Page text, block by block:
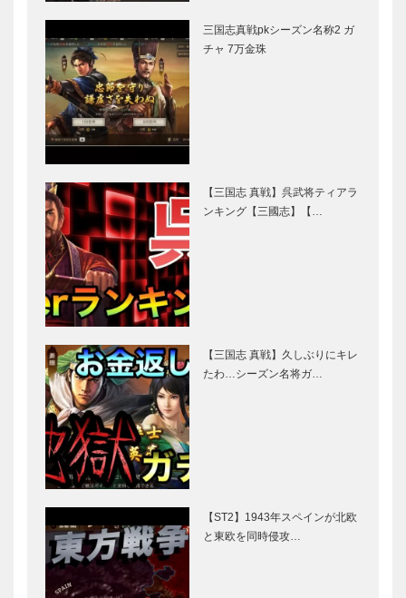
三国志真戦pkシーズン名称2 ガ
チャ 7万金珠
【三国志 真戦】呉武将ティアラ
ンキング【三國志】【…
【三国志 真戦】久しぶりにキレ
たわ…シーズン名将ガ…
【ST2】1943年スペインが北欧
と東欧を同時侵攻…